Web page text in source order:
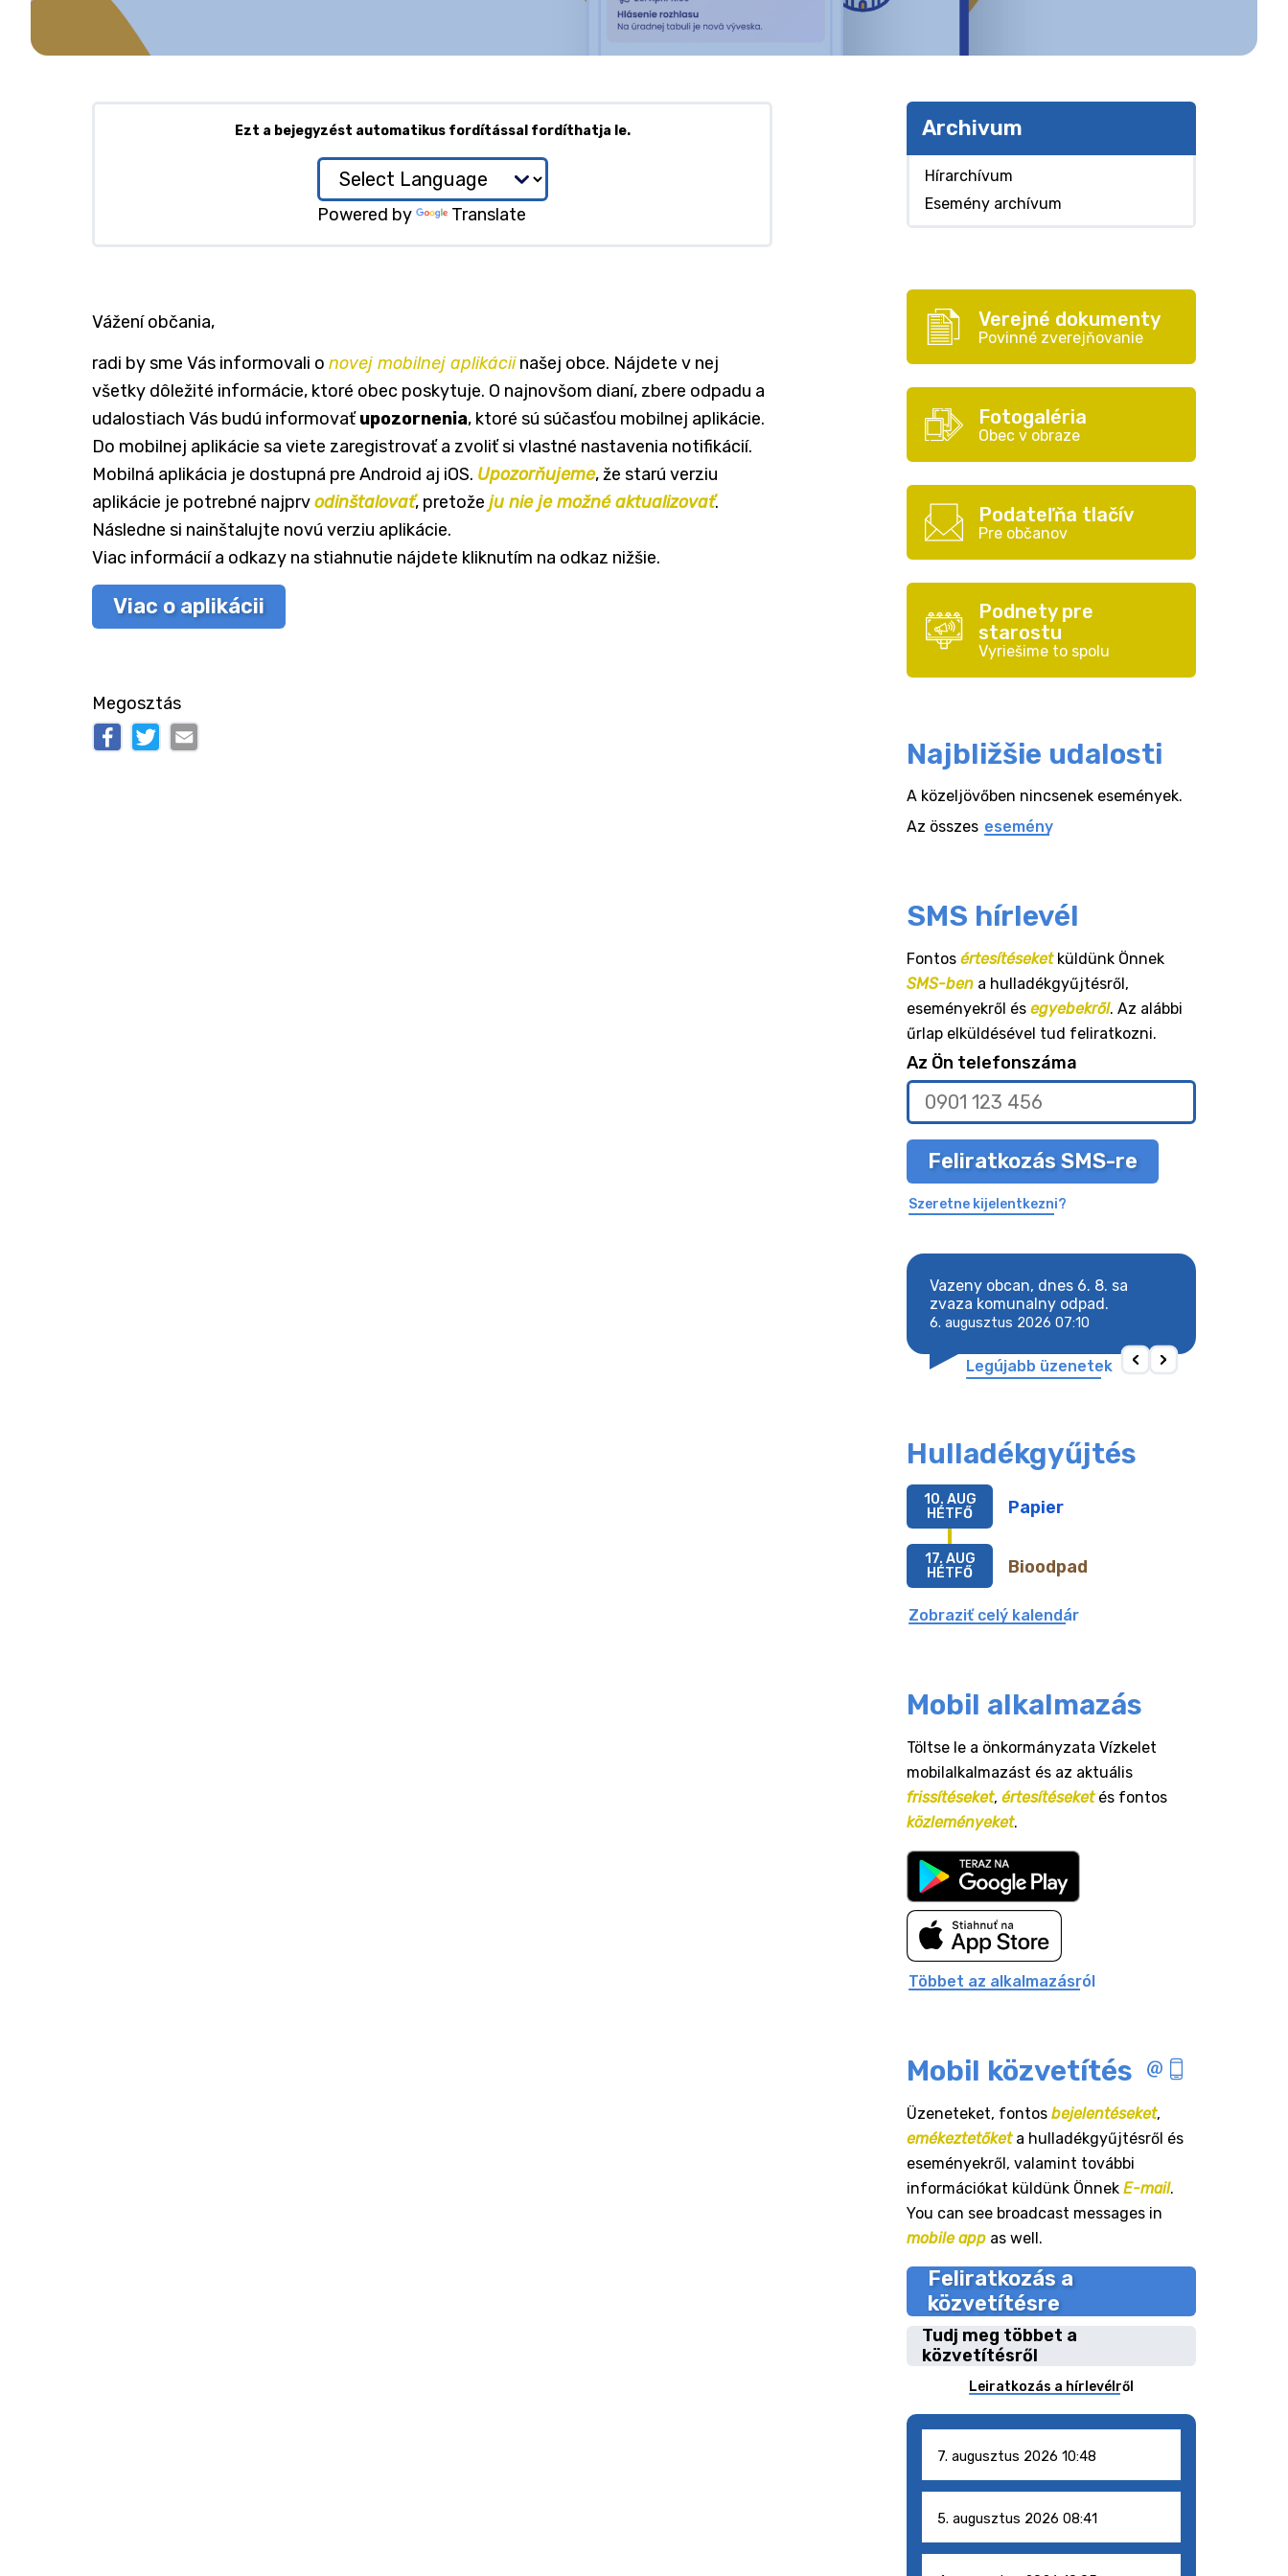
Ezt a bejegyzést automatikus fordítással fordíthatja le.
Powered by Translate
Vážení občania,
radi by sme Vás informovali o novej mobilnej aplikáciinašej obce. Nájdete v nej
všetky dôležité informácie, ktoré obec poskytuje. O najnovšom dianí, zbere odpadu a
udalostiach Vás budú informovaťupozornenia, ktoré sú súčasťou mobilnej aplikácie.
Do mobilnej aplikácie sa viete zaregistrovať a zvoliť si vlastné nastavenia notifikácií.
Mobilná aplikácia je dostupná pre Android aj iOS. Upozorňujeme, že starú verziu
aplikácie je potrebné najprvodinštalovať, pretože ju nie je možné aktualizovať.
Následne si nainštalujte novú verziu aplikácie.
Viac informácií a odkazy na stiahnutie nájdete kliknutím na odkaz nižšie.
Viac o aplikácii
Megosztás
Archivum
Hírarchívum
Esemény archívum
Verejné dokumenty
Povinné zverejňovanie
Fotogaléria
Obec v obraze
Podateľňa tlačív
Pre občanov
Podnety pre
starostu
Vyriešime to spolu
Najbližšie udalosti
A közeljövőben nincsenek események.
Az összes esemény
SMS hírlevél
Fontos értesítéseketküldünk Önnek
SMS-ben a hulladékgyűjtésről,
eseményekről és egyebekről. Az alábbi
űrlap elküldésével tud feliratkozni.
Az Ön telefonszáma
Feliratkozás SMS-re
Szeretne kijelentkezni?
Vazeny obcan, dnes 6. 8. sa
zvaza komunalny odpad.
6. augusztus 2026 07:10
Legújabb üzenetek
Hulladékgyűjtés
Papier
10. AUG
HÉTFŐ
Bioodpad
17. AUG
HÉTFŐ
Zobraziť celý kalendár
Mobil alkalmazás
Töltse le a önkormányzata Vízkelet
mobilalkalmazást és az aktuális
frissítéseket, értesítéseketés fontos
közleményeket.
Többet az alkalmazásról
Mobil közvetítés
Üzeneteket, fontos bejelentéseket,
emékeztetőketa hulladékgyűjtésről és
eseményekről, valamint további
információkat küldünk Önnek E-mail.
You can see broadcast messages in
mobile app as well.
Feliratkozás a
közvetítésre
Tudj meg többet a
közvetítésről
Leiratkozás a hírlevélről
7. augusztus 2026 10:48
5. augusztus 2026 08:41